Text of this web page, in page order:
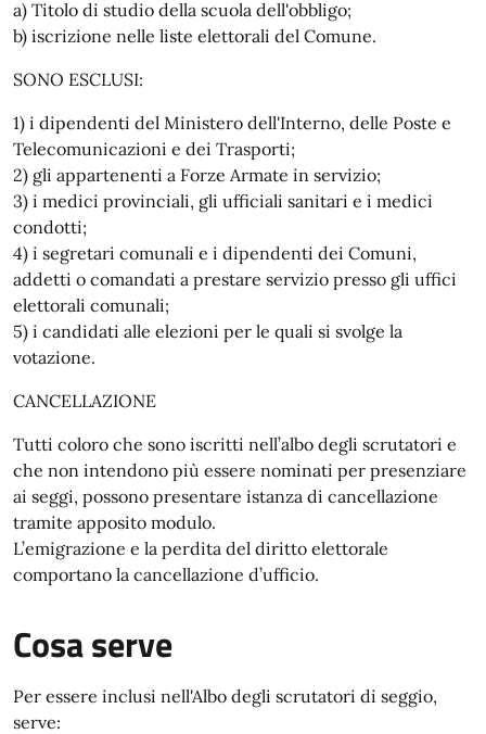
a) Titolo di studio della scuola dell'obbligo;
b) iscrizione nelle liste elettorali del Comune.
SONO ESCLUSI:
1) i dipendenti del Ministero dell'Interno, delle Poste e
Telecomunicazioni e dei Trasporti;
2) gli appartenenti a Forze Armate in servizio;
3) i medici provinciali, gli ufficiali sanitari e i medici
condotti;
4) i segretari comunali e i dipendenti dei Comuni,
addetti o comandati a prestare servizio presso gli uffici
elettorali comunali;
5) i candidati alle elezioni per le quali si svolge la
votazione.
CANCELLAZIONE
Tutti coloro che sono iscritti nell’albo degli scrutatori e
che non intendono più essere nominati per presenziare
ai seggi, possono presentare istanza di cancellazione
tramite apposito modulo.
L’emigrazione e la perdita del diritto elettorale
comportano la cancellazione d’ufficio.
Cosa serve
Per essere inclusi nell'Albo degli scrutatori di seggio,
serve: